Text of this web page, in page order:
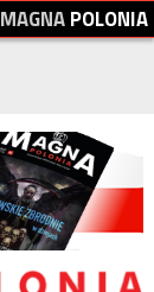
MAGNAPOLONIA